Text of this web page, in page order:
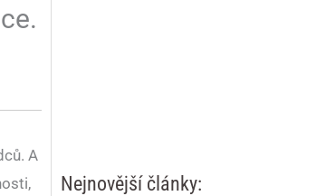
A
Nejnovější články: